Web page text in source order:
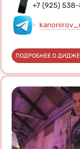
+7 (925) 538-
ПОДРОБНЕЕ О